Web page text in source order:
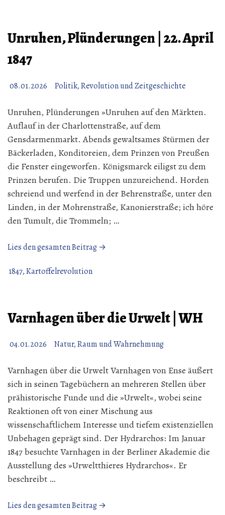
Unruhen, Plünderungen | 22. April
1847
08.01.2026 Politik, Revolution und Zeitgeschichte
Unruhen, Plünderungen »Unruhen auf den Märkten.
Auflauf in der Charlottenstraße, auf dem
Gensdarmenmarkt. Abends gewaltsames Stürmen der
Bäckerladen, Konditoreien, dem Prinzen von Preußen
die Fenster eingeworfen. Königsmarck eiligst zu dem
Prinzen berufen. Die Truppen unzureichend. Horden
schreiend und werfend in der Behrenstraße, unter den
Linden, in der Mohrenstraße, Kanonierstraße; ich höre
den Tumult, die Trommeln; …
Lies den gesamten Beitrag →
1847,Kartoffelrevolution
Varnhagen über die Urwelt | WH
04.01.2026 Natur, Raum und Wahrnehmung
Varnhagen über die Urwelt Varnhagen von Ense äußert
sich in seinen Tagebüchern an mehreren Stellen über
prähistorische Funde und die »Urwelt«, wobei seine
Reaktionen oft von einer Mischung aus
wissenschaftlichem Interesse und tiefem existenziellen
Unbehagen geprägt sind. Der Hydrarchos: Im Januar
1847 besuchte Varnhagen in der Berliner Akademie die
Ausstellung des »Urweltthieres Hydrarchos«. Er
beschreibt …
Lies den gesamten Beitrag →